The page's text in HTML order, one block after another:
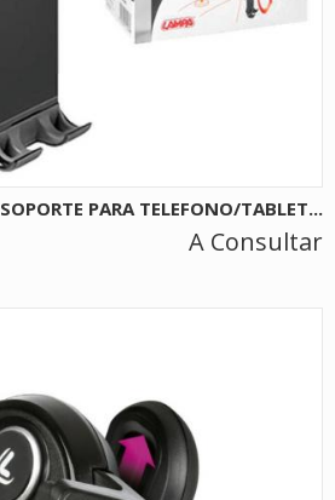
SOPORTE PARA TELEFONO/TABLET...
A Consultar